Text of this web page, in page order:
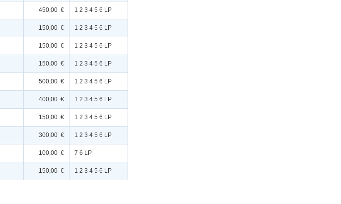
450,00 € 1 2 3 4 5 6 LP
150,00 € 1 2 3 4 5 6 LP
150,00 € 1 2 3 4 5 6 LP
150,00 € 1 2 3 4 5 6 LP
500,00 € 1 2 3 4 5 6 LP
400,00 € 1 2 3 4 5 6 LP
150,00 € 1 2 3 4 5 6 LP
300,00 € 1 2 3 4 5 6 LP
100,00 € 7 6 LP
150,00 € 1 2 3 4 5 6 LP